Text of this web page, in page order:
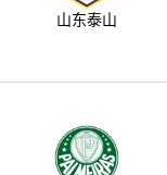
山东泰山